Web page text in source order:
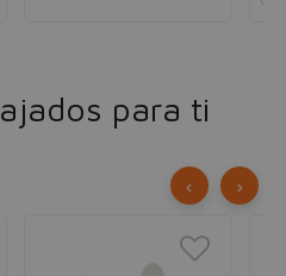
para ti
‹ ›